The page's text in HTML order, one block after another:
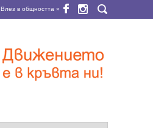
Влез в общността »